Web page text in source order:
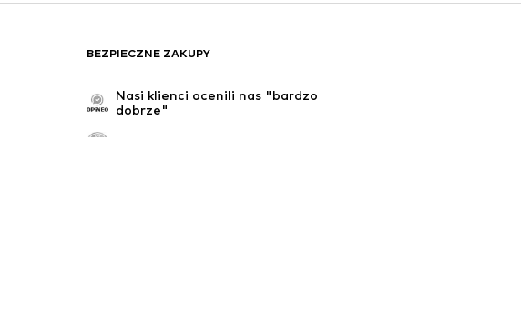
BEZPIECZNE ZAKUPY
Nasi klienci ocenili nas "bardzo
dobrze"